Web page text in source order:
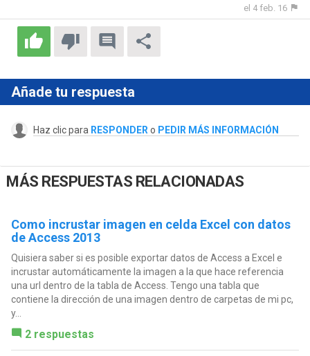
el 4 feb. 16
Añade tu respuesta
Haz clic para RESPONDER o PEDIR MÁS INFORMACIÓN
MÁS RESPUESTAS RELACIONADAS
Como incrustar imagen en celda Excel con datos
de Access 2013
Quisiera saber si es posible exportar datos de Access a Excel e
incrustar automáticamente la imagen a la que hace referencia
una url dentro de la tabla de Access. Tengo una tabla que
contiene la dirección de una imagen dentro de carpetas de mi pc,
y...
2 respuestas